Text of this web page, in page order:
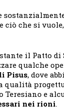
ciò che si
il Patto
qualche
Pisus, dove
qualità
Teresiano e
nei rioni.